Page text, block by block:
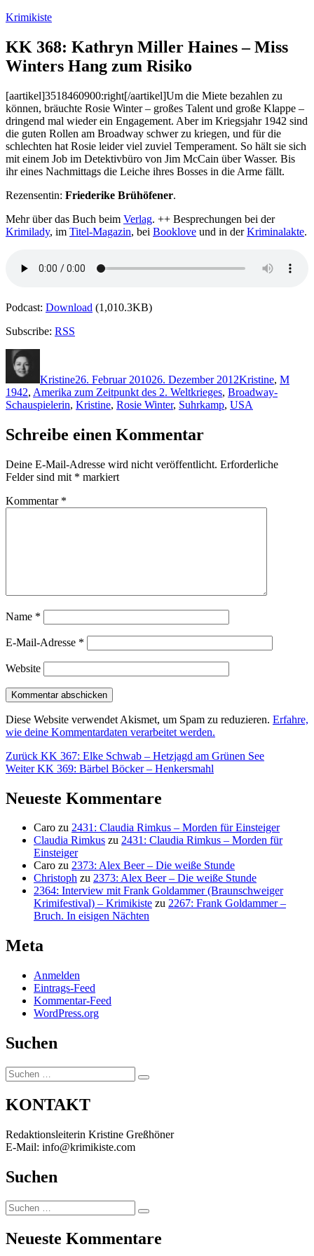
Zum
springen
Krimikiste
KK 368: Kathryn Miller Haines – Miss
Winters Hang zum Risiko
[aartikel]3518460900:right[/aartikel]Um die Miete bezahlen zu
können, bräuchte Rosie Winter – großes Talent und große Klappe –
dringend mal wieder ein Engagement. Aber im Kriegsjahr 1942 sind
die guten Rollen am Broadway schwer zu kriegen, und für die
schlechten hat Rosie leider viel zuviel Temperament. So hält sie sich
mit einem Job im Detektivbüro von Jim McCain über Wasser. Bis
ihr eines Nachmittags die Leiche ihres Bosses in die Arme fällt.
Rezensentin: Friederike Brühöfener.
Mehr über das Buch beim Verlag. ++ Besprechungen bei der
Krimilady, im Titel-Magazin, bei Booklove und in derKriminalakte.
Podcast: Download (1,010.3KB)
Subscribe: RSS
Kristine26. Februar 201026. Dezember 2012Kristine, M
1942, Amerika zum Zeitpunkt des 2. Weltkrieges, Broadway-
Schauspielerin, Kristine, Rosie Winter, Suhrkamp, USA
Schreibe einen Kommentar
Deine E-Mail-Adresse wird nicht veröffentlicht. Erforderliche
Felder sind mit * markiert
Kommentar *
Name *
E-Mail-Adresse *
Website
Diese Website verwendet Akismet, um Spam zu reduzieren. Erfahre,
wie deine Kommentardaten verarbeitet werden.
Beitragsnavigation
Zurück Vorheriger
Beitrag:
KK 367: Elke Schwab – Hetzjagd am Grünen See
Weiter Nächster
KK 369: Bärbel Böcker – Henkersmahl
Neueste Kommentare
Caro zu 2431: Claudia Rimkus – Morden für Einsteiger
Claudia Rimkus zu 2431: Claudia Rimkus – Morden für
Einsteiger
Caro zu 2373: Alex Beer – Die weiße Stunde
Christoph zu 2373: Alex Beer – Die weiße Stunde
2364: Interview mit Frank Goldammer (Braunschweiger
Krimifestival) – Krimikiste zu 2267: Frank Goldammer –
Bruch. In eisigen Nächten
Meta
Anmelden
Eintrags-Feed
Kommentar-Feed
WordPress.org
Suchen
Suchen
nach:
Suchen
KONTAKT
Redaktionsleiterin Kristine Greßhöner
E-Mail: info@krimikiste.com
Suchen
Suchen
nach:
Suchen
Neueste Kommentare